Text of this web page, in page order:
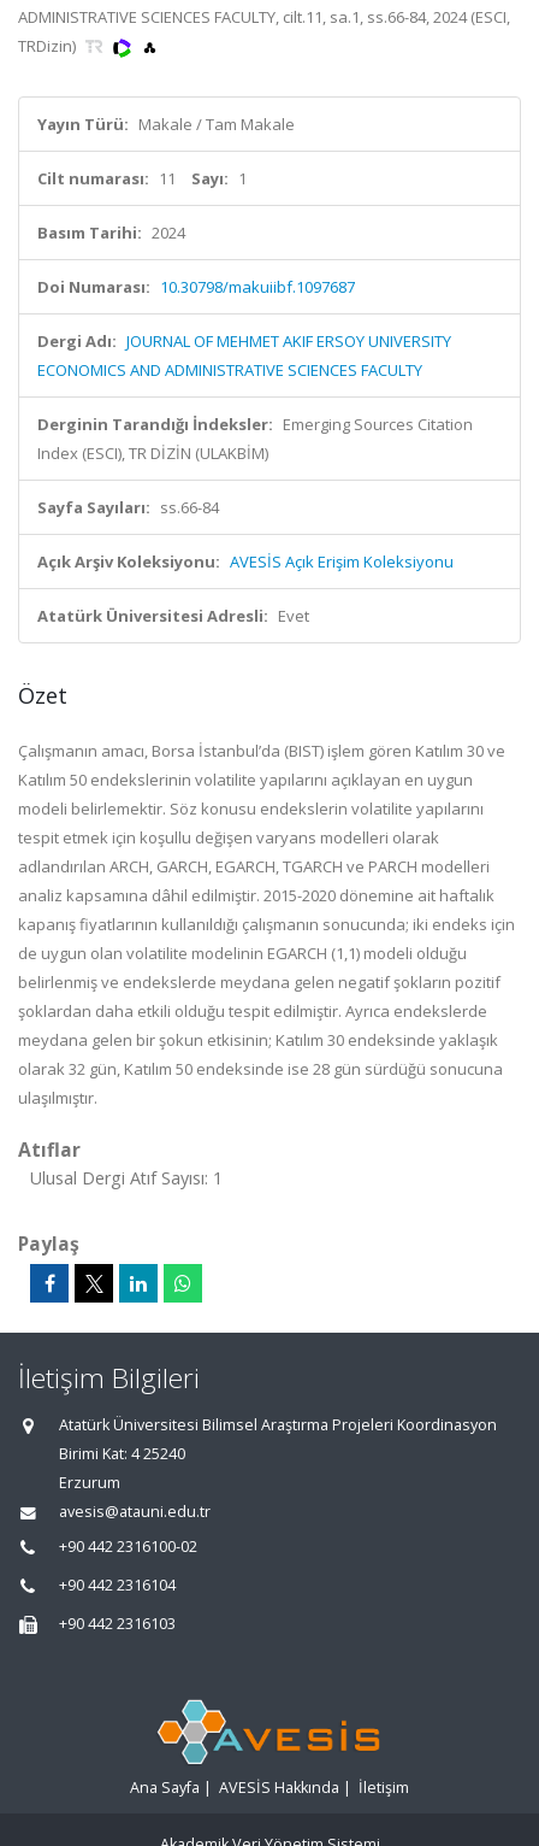
ADMINISTRATIVE SCIENCES FACULTY, cilt.11, sa.1, ss.66-84, 2024 (ESCI,
TRDizin)
Yayın Türü: Makale / Tam Makale
Cilt numarası: 11 Sayı: 1
Basım Tarihi: 2024
Doi Numarası: 10.30798/makuiibf.1097687
Dergi Adı: JOURNAL OF MEHMET AKIF ERSOY UNIVERSITY
ECONOMICS AND ADMINISTRATIVE SCIENCES FACULTY
Derginin Tarandığı İndeksler: Emerging Sources Citation
Index (ESCI), TR DİZİN (ULAKBİM)
Sayfa Sayıları: ss.66-84
Açık Arşiv Koleksiyonu: AVESİS Açık Erişim Koleksiyonu
Atatürk Üniversitesi Adresli: Evet
Özet
Çalışmanın amacı, Borsa İstanbul’da (BIST) işlem gören Katılım 30 ve
Katılım 50 endekslerinin volatilite yapılarını açıklayan en uygun
modeli belirlemektir. Söz konusu endekslerin volatilite yapılarını
tespit etmek için koşullu değişen varyans modelleri olarak
adlandırılan ARCH, GARCH, EGARCH, TGARCH ve PARCH modelleri
analiz kapsamına dâhil edilmiştir. 2015-2020 dönemine ait haftalık
kapanış fiyatlarının kullanıldığı çalışmanın sonucunda; iki endeks için
de uygun olan volatilite modelinin EGARCH (1,1) modeli olduğu
belirlenmiş ve endekslerde meydana gelen negatif şokların pozitif
şoklardan daha etkili olduğu tespit edilmiştir. Ayrıca endekslerde
meydana gelen bir şokun etkisinin; Katılım 30 endeksinde yaklaşık
olarak 32 gün, Katılım 50 endeksinde ise 28 gün sürdüğü sonucuna
ulaşılmıştır.
Atıflar
Ulusal Dergi Atıf Sayısı: 1
Paylaş
İletişim Bilgileri
Atatürk Üniversitesi Bilimsel Araştırma Projeleri Koordinasyon
Birimi Kat: 4 25240
Erzurum
avesis@atauni.edu.tr
+90 442 2316100-02
+90 442 2316104
+90 442 2316103
Ana Sayfa | AVESİS Hakkında | İletişim